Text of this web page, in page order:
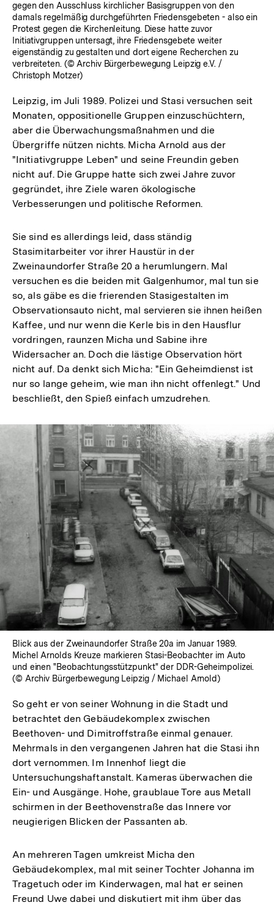
gegen den Ausschluss kirchlicher Basisgruppen von den
damals regelmäßig durchgeführten Friedensgebeten - also ein
Protest gegen die Kirchenleitung. Diese hatte zuvor
Initiativgruppen untersagt, ihre Friedensgebete weiter
eigenständig zu gestalten und dort eigene Recherchen zu
verbreiteten. (© Archiv Bürgerbewegung Leipzig e.V. /
Christoph Motzer)
Leipzig, im Juli 1989. Polizei und Stasi versuchen seit
Monaten, oppositionelle Gruppen einzuschüchtern,
aber die Überwachungsmaßnahmen und die
Übergriffe nützen nichts. Micha Arnold aus der
"Initiativgruppe Leben" und seine Freundin geben
nicht auf. Die Gruppe hatte sich zwei Jahre zuvor
gegründet, ihre Ziele waren ökologische
Verbesserungen und politische Reformen.
Sie sind es allerdings leid, dass ständig
Stasimitarbeiter vor ihrer Haustür in der
Zweinaundorfer Straße 20 a herumlungern. Mal
versuchen es die beiden mit Galgen­humor, mal tun sie
so, als gäbe es die frierenden Stasigestalten im
Observationsauto nicht, mal servieren sie ihnen heißen
Kaffee, und nur wenn die Kerle bis in den Hausflur
vordringen, raunzen Micha und Sabine ihre
Widersacher an. Doch die lästige Observation hört
nicht auf. Da denkt sich Micha: "Ein Geheimdienst ist
nur so lange geheim, wie man ihn nicht offenlegt." Und
beschließt, den Spieß einfach umzudrehen.
Blick aus der Zweinaundorfer Straße 20a im Januar 1989.
Michel Arnolds Kreuze markieren Stasi-Beobachter im Auto
und einen "Beobachtungsstützpunkt" der DDR-Geheimpolizei.
(© Archiv Bürgerbewegung Leipzig / Michael Arnold)
So geht er von seiner Wohnung in die Stadt und
betrachtet den Gebäudekomplex zwischen
Beethoven- und Dimitroffstraße einmal genauer.
Mehrmals in den vergangenen Jahren hat die Stasi ihn
dort vernommen. Im Innenhof liegt die
Untersuchungshaftanstalt. Kameras überwachen die
Ein- und Ausgänge. Hohe, graublaue Tore aus Metall
schirmen in der Beethovenstraße das Innere vor
neugierigen Blicken der Passanten ab.
An mehreren Tagen umkreist Micha den
Gebäudekomplex, mal mit seiner Tochter Johanna im
Tragetuch oder im Kinderwagen, mal hat er seinen
Freund Uwe dabei und diskutiert mit ihm über das